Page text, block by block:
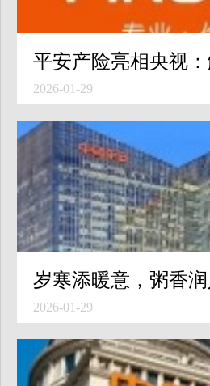
2026-01-29
岁寒添暖意，粥香
2026-01-29